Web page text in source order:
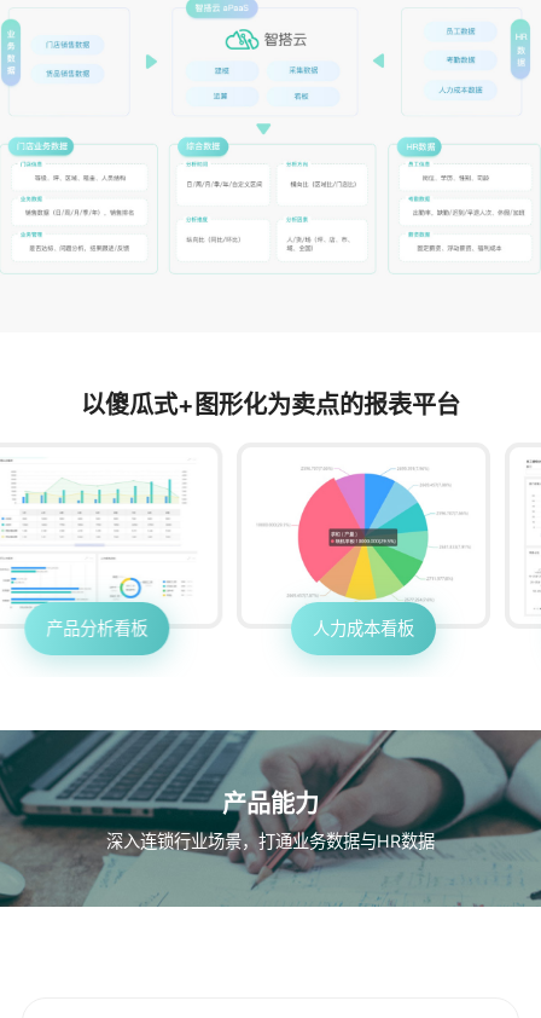
以傻瓜式+图形化为卖点的报表平台
产品分析看板 人力成本看板
产品能力
深入连锁行业场景，打通业务数据与HR数据